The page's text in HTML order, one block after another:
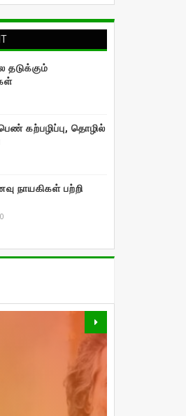
தடுக்கும்
கற்பழிப்பு, தொழில்
நாயகிகள் பற்றி
0